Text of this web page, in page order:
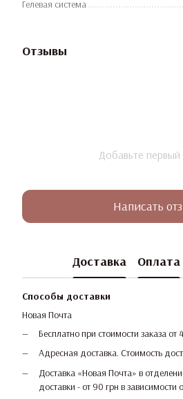
Гелевая система
Отзывы
Добавьте первый
Написать
Доставка Оплата
Способы доставки
Новая Почта
Бесплатно при стоимости заказа от
Адресная доставка. Стоимость
Доставка «Новая Почта» в
доставки - от 90 грн в зависимости